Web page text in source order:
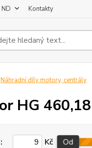
Kontakty
Náhradní díly motory, centrály
HG
Kč Od